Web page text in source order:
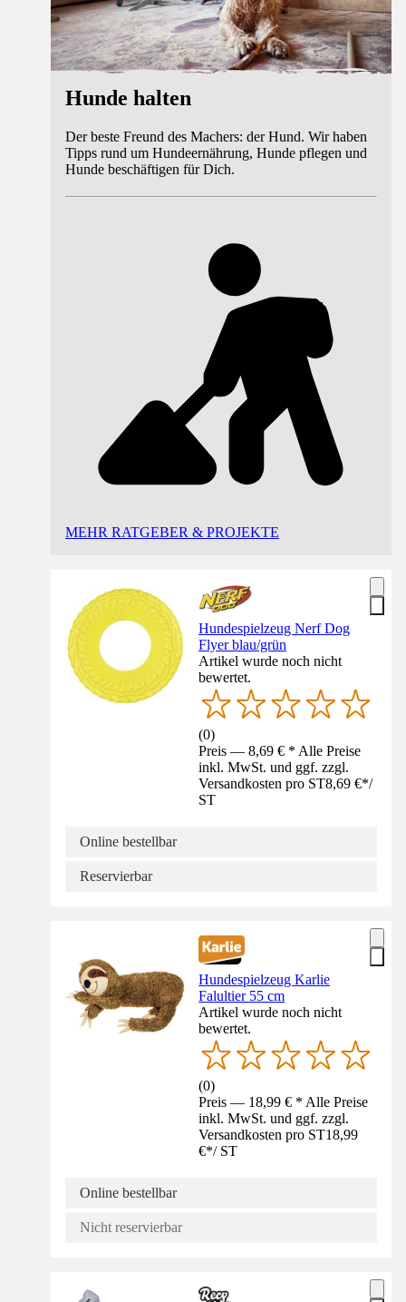
Hunde halten
Der beste Freund des Machers: der Hund. Wir haben
Tipps rund um Hundeernährung, Hunde pflegen und
Hunde beschäftigen für Dich.
MEHR RATGEBER & PROJEKTE
Hundespielzeug Nerf Dog
Flyer blau/grün
Artikel wurde noch nicht
bewertet.
(0)
Preis — 8,69 € * Alle Preise
inkl. MwSt. und ggf. zzgl.
Versandkosten pro ST8,69 €*/
ST
Online bestellbar
Reservierbar
Hundespielzeug Karlie
Falultier 55 cm
Artikel wurde noch nicht
bewertet.
(0)
Preis — 18,99 € * Alle Preise
inkl. MwSt. und ggf. zzgl.
Versandkosten pro ST18,99
€*/ ST
Online bestellbar
Nicht reservierbar